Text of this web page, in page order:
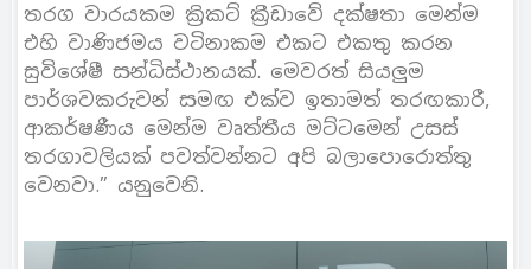
තරග වාරයකම ක්‍රිකට් ක්‍රීඩාවේ දක්ෂතා මෙන්ම
එහි වාණිජමය වටිනාකම එකට එකතු කරන
සුවිශේෂී සන්ධිස්ථානයක්. මෙවරත් සියලුම
පාර්ශවකරුවන් සමඟ එක්ව ඉතාමත් තරඟකාරී,
ආකර්ෂණීය මෙන්ම වෘත්තීය මට්ටමෙන් උසස්
තරගාවලියක් පවත්වන්නට අපි බලාපොරොත්තු
වෙනවා.” යනුවෙනි.